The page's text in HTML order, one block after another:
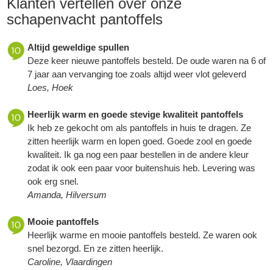
schapenvacht pantoffels
Altijd geweldige spullen
Deze keer nieuwe pantoffels besteld. De oude waren na 6 of
7 jaar aan vervanging toe zoals altijd weer vlot geleverd
Loes, Hoek
Heerlijk warm en goede stevige kwaliteit pantoffels
Ik heb ze gekocht om als pantoffels in huis te dragen. Ze
zitten heerlijk warm en lopen goed. Goede zool en goede
kwaliteit. Ik ga nog een paar bestellen in de andere kleur
zodat ik ook een paar voor buitenshuis heb. Levering was
ook erg snel.
Amanda, Hilversum
Mooie pantoffels
Heerlijk warme en mooie pantoffels besteld. Ze waren ook
snel bezorgd. En ze zitten heerlijk.
Caroline, Vlaardingen